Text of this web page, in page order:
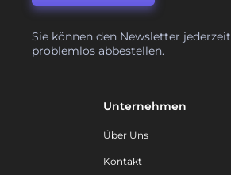
Sie können den Newsletter jederzeit
problemlos abbestellen.
Unternehmen
Über Uns
Kontakt